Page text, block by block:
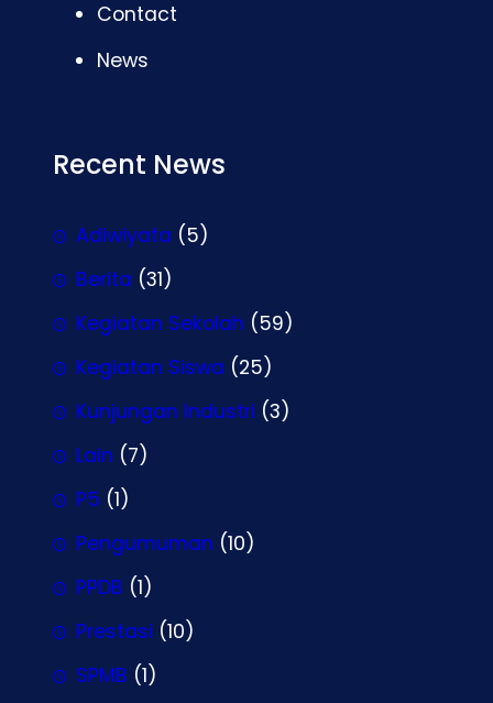
Contact
News
Recent News
Adiwiyata (5)
Berita (31)
Kegiatan Sekolah (59)
Kegiatan Siswa (25)
Kunjungan Industri (3)
Lain (7)
P5 (1)
Pengumuman (10)
PPDB (1)
Prestasi (10)
SPMB (1)